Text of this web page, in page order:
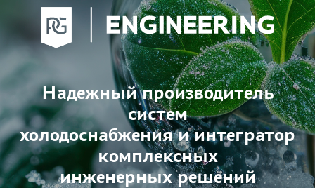
Надежный производитель
систем
холодоснабжения и интегратор
комплексных
инженерных решений